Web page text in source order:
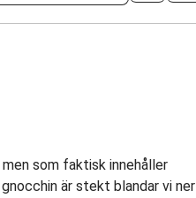
som faktisk innehåller
är stekt blandar vi ner